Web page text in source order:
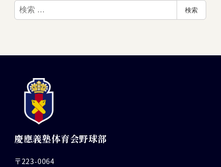
検
索
検索
慶應義塾体育会野球部
〒223-0064